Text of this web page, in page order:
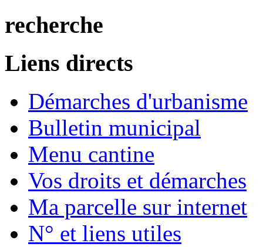
recherche
Liens directs
Démarches d'urbanisme
Bulletin municipal
Menu cantine
Vos droits et démarches
Ma parcelle sur internet
N° et liens utiles